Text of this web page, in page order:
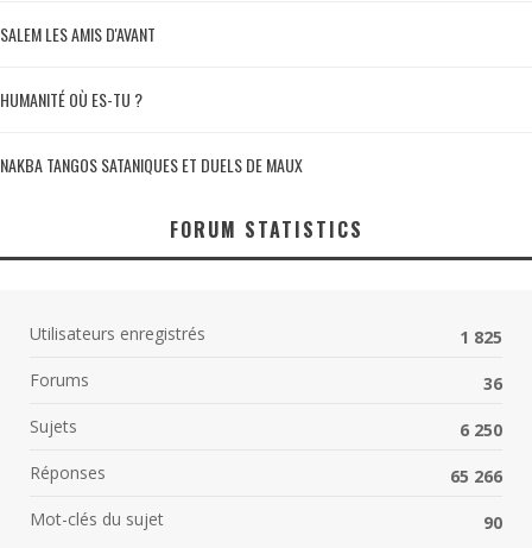
SALEM LES AMIS D'AVANT
HUMANITÉ OÙ ES-TU ?
NAKBA TANGOS SATANIQUES ET DUELS DE MAUX
FORUM STATISTICS
Utilisateurs enregistrés
1 825
Forums
36
Sujets
6 250
Réponses
65 266
Mot-clés du sujet
90